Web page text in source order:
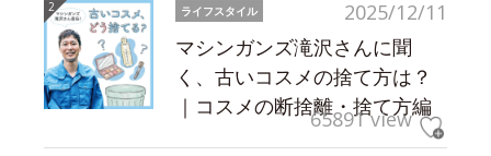
2025/12/11
ライフスタイル
マシンガンズ滝沢さんに聞
く、古いコスメの捨て方は？
｜コスメの断捨離・捨て方編
65891 view